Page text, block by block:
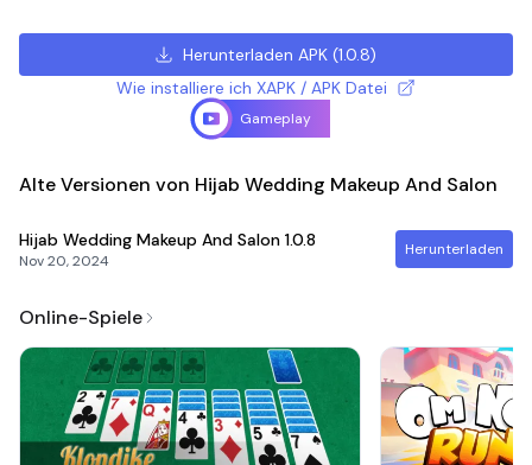
Herunterladen APK (1.0.8)
Wie installiere ich XAPK / APK Datei
Gameplay
Alte Versionen von Hijab Wedding Makeup And Salon
Hijab Wedding Makeup And Salon 1.0.8
Nov 20, 2024
Herunterladen
Online-Spiele